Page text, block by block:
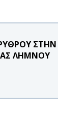
ΣΤΗΝ
ΛΗΜΝΟΥ